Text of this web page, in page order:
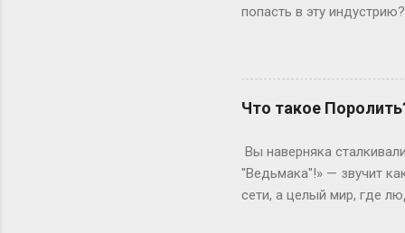
попасть в эту
а закончила 9 классов.
позволяет бегать по
формальности.
быть высокой, худой и
весишь 55 кг — окей, но
Что такое
Вы наверняка
"Ведьмака"!» — звучит
сети, а целый мир, где